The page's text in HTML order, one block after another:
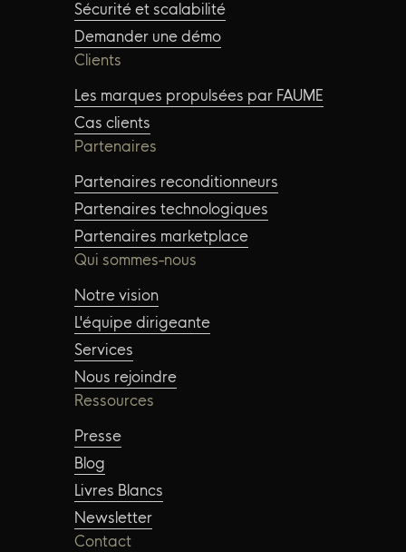
Sécurité et scalabilité
Demander une démo
Clients
Les marques propulsées par FAUME
Cas clients
Partenaires
Partenaires reconditionneurs
Partenaires technologiques
Partenaires marketplace
Qui sommes-nous
Notre vision
L'équipe dirigeante
Services
Nous rejoindre
Ressources
Presse
Blog
Livres Blancs
Newsletter
Contact